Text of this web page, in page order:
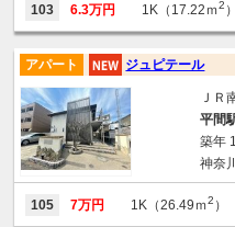
103 6.3万円 1K（17.22ｍ2 ）
アパート ジュピテール
ＪＲ
平間
築年
神奈
105 7万円 1K（26.49ｍ2 ）